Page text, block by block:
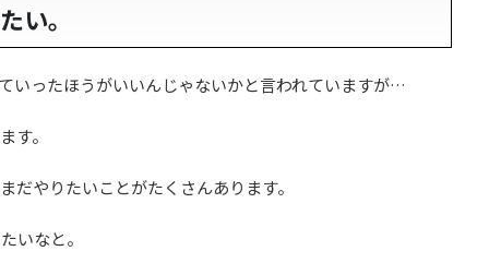
い。
いったほうがいいんじゃないかと言われていますが…
す。
だやりたいことがたくさんあります。
いなと。